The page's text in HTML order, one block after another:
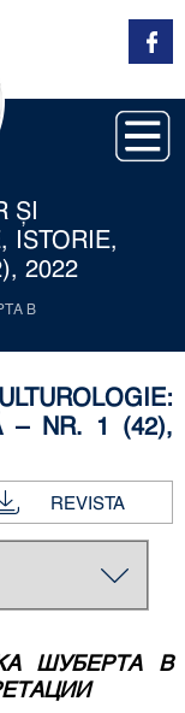
ȘI
ISTORIE,
2022
В
– NR. 1 (42),
REVISTA
ШУБЕРТА В